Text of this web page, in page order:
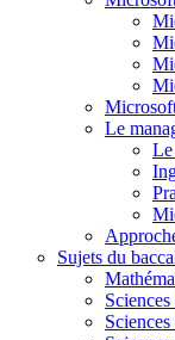
Le
Le
Sujets du